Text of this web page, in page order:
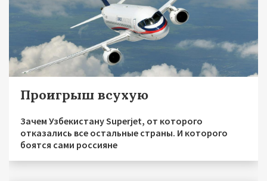
Проигрыш всухую
Зачем Узбекистану Superjet, от которого
отказались все остальные страны. И которого
боятся сами россияне